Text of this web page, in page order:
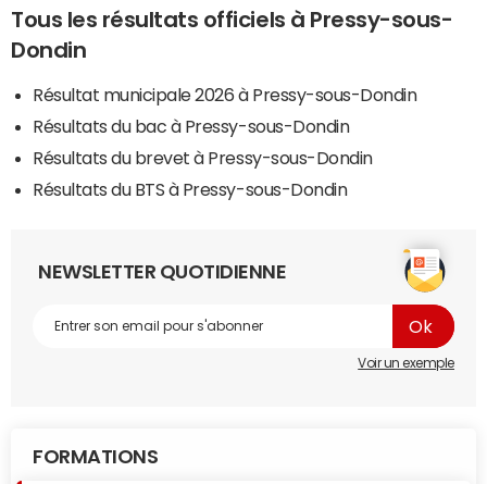
Tous les résultats officiels à Pressy-sous-
Dondin
Résultat municipale 2026 à Pressy-sous-Dondin
Résultats du bac à Pressy-sous-Dondin
Résultats du brevet à Pressy-sous-Dondin
Résultats du BTS à Pressy-sous-Dondin
NEWSLETTER QUOTIDIENNE
Voir un exemple
FORMATIONS